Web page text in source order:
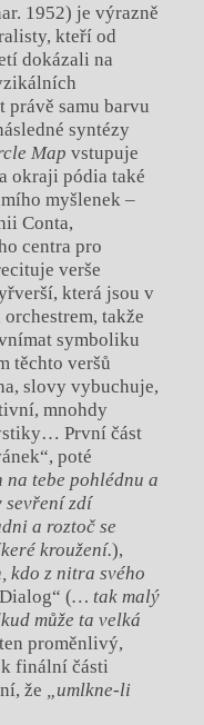
1952) je výrazně
kteří od
dokázali na
právě samu barvu
syntézy
Map vstupuje
okraji pódia také
myšlenek –
Conta,
centra pro
verše
která jsou v
takže
symboliku
těchto veršů
slovy vybuchuje,
mnohdy
První část
poté
na tebe pohlédnu a
sevření zdí
a roztoč se
kroužení.),
kdo z nitra svého
(… tak malý
může ta velká
proměnlivý,
finální části
že
umlkne-li